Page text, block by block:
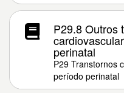
P29.8 Outros
perinatal
P29 Transtornos
período perinatal